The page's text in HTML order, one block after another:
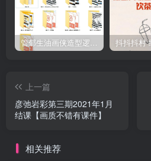
管郁生油画侠造型逻辑班第一期2019年5月【高清不缺课】
上一篇
彦弛岩彩第三期2021年1月
结课【画质不错有课件】
相关推荐